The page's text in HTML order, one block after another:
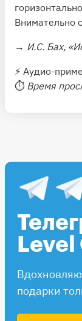
Внимательно
→ И.С. Бах,
⚡️ Аудио-
⏱ Время
Level
подарки